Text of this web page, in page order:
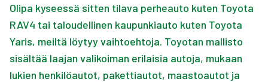
Olipa kyseessä sitten tilava perheauto kuten Toyota
RAV4 tai taloudellinen kaupunkiauto kuten Toyota
Yaris, meiltä löytyy vaihtoehtoja. Toyotan mallisto
sisältää laajan valikoiman erilaisia autoja, mukaan
lukien henkilöautot, pakettiautot, maastoautot ja